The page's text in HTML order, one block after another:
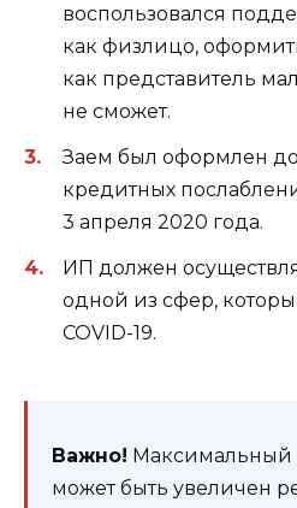
воспользовался
как физлицо,
как представитель
не сможет.
Заем был оформлен
кредитных
3 апреля 2020 года.
ИП должен
одной из сфер,
COVID-19.
Важно! Максимальный
может быть увеличен